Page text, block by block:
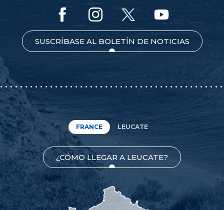
SUSCRÍBASE AL BOLETÍN DE NOTICIAS
FRANCE LEUCATE
¿CÓMO LLEGAR A LEUCATE?